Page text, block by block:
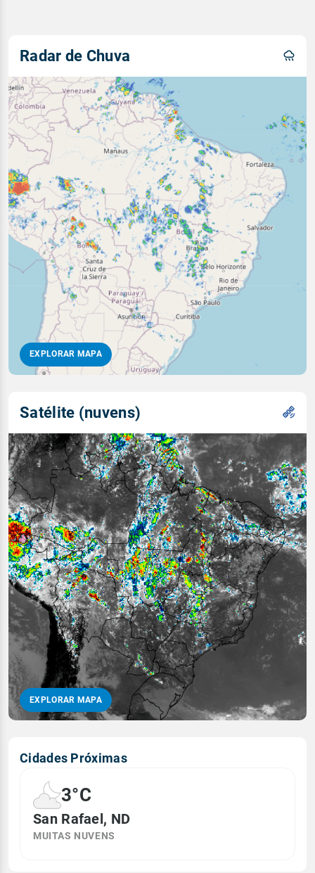
Radar de Chuva
EXPLORAR MAPA
Satélite (nuvens)
EXPLORAR MAPA
Cidades Próximas
3°C
San Rafael, ND
MUITAS NUVENS